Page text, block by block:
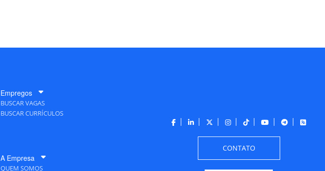
Empregos
BUSCAR VAGAS
BUSCAR CURRÍCULOS
A Empresa
QUEM SOMOS
CONTATO